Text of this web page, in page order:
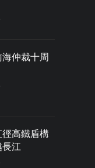
仲裁十周
高鐵盾構
長江